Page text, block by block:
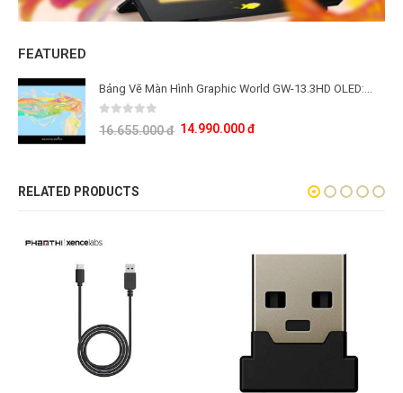
FEATURED
Bảng Vẽ Màn Hình Graphic World GW-13.3HD OLED: Công Nghệ Màn Hình OLED Thế Hệ Mới
0 out of 5
16.655.000đ 14.990.000đ
RELATED PRODUCTS